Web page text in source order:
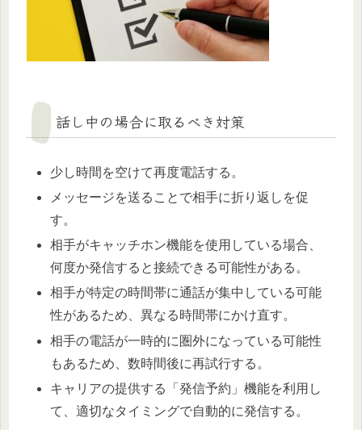
話し中の場合に取るべき対策
少し時間を空けて再度電話する。
メッセージを送ることで相手に折り返しを促
す。
相手がキャッチホン機能を使用している場合、
何度か発信すると接続できる可能性がある。
相手が特定の時間帯に通話が集中している可能
性があるため、異なる時間帯にかけ直す。
相手の電話が一時的に圏外になっている可能性
もあるため、数時間後に再試行する。
キャリアの提供する「発信予約」機能を利用し
て、適切なタイミングで自動的に発信する。